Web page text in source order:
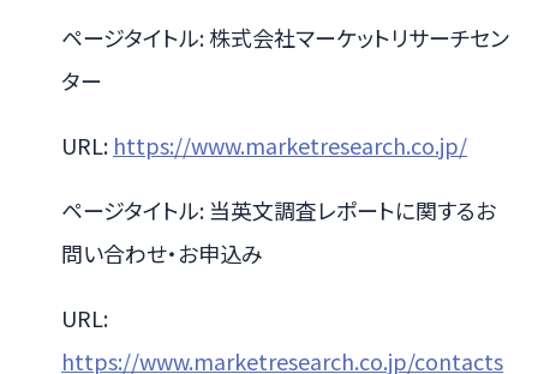
ページタイトル: 株式会社マーケットリサーチセン
ター
URL: https://www.marketresearch.co.jp/
ページタイトル: 当英文調査レポートに関するお
問い合わせ・お申込み
URL:
https://www.marketresearch.co.jp/contacts